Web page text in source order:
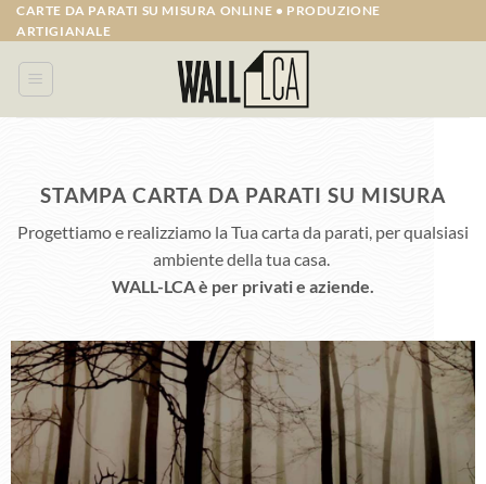
Salta
ai
contenuti
CARTE DA PARATI SU MISURA ONLINE • PRODUZIONE
ARTIGIANALE
STAMPA CARTA DA PARATI SU MISURA
Progettiamo e realizziamo la Tua carta da parati, per qualsiasi
ambiente della tua casa.
WALL-LCA è per privati e aziende.